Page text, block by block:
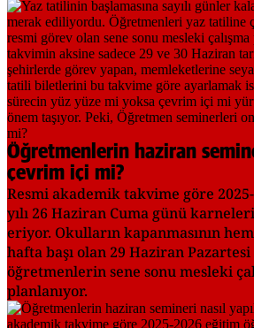
Öğretmenlerin haziran
çevrim içi mi?
Resmi akademik takvime göre
yılı 26 Haziran Cuma günü
eriyor. Okulların kapanmasının
hafta başı olan 29 Haziran
öğretmenlerin sene sonu mesleki
planlanıyor.